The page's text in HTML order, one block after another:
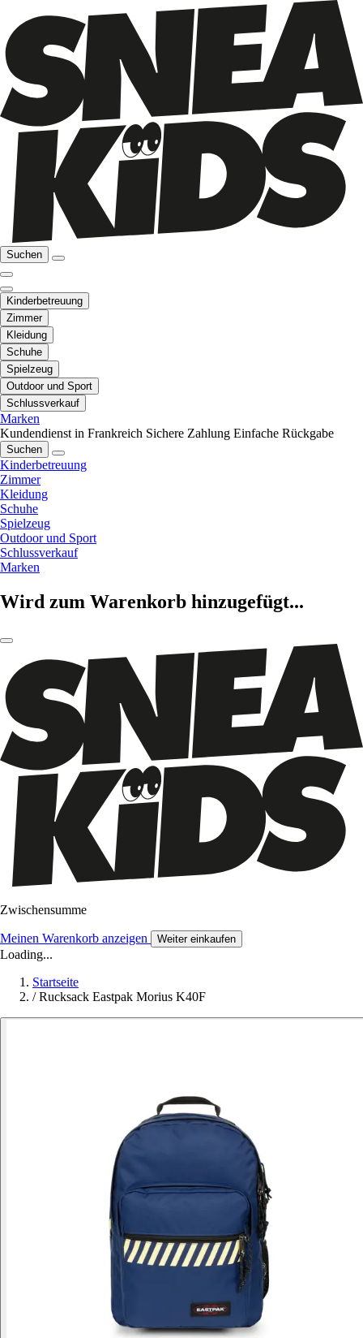
Suchen
Kinderbetreuung
Zimmer
Kleidung
Schuhe
Spielzeug
Outdoor und Sport
Schlussverkauf
Marken
Kundendienst in Frankreich Sichere Zahlung Einfache Rückgabe
Suchen
Kinderbetreuung
Zimmer
Kleidung
Schuhe
Spielzeug
Outdoor und Sport
Schlussverkauf
Marken
Wird zum Warenkorb hinzugefügt...
Zwischensumme
Meinen Warenkorb anzeigen Weiter einkaufen
Loading...
Startseite
/ Rucksack Eastpak Morius K40F